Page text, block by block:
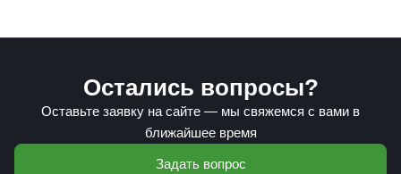
Остались вопросы?
Оставьте заявку на сайте — мы свяжемся с вами в
ближайшее время
Задать вопрос